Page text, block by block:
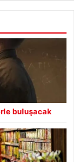
buluşacak